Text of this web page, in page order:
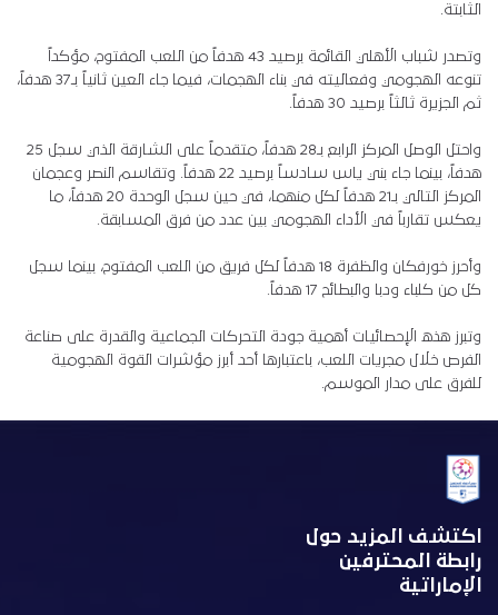
الثابتة.
وتصدر شباب الأهلي القائمة برصيد 43 هدفاً من اللعب المفتوح، مؤكداً
تنوعه الهجومي وفعاليته في بناء الهجمات، فيما جاء العين ثانياً بـ37 هدفاً،
ثم الجزيرة ثالثاً برصيد 30 هدفاً.
واحتل الوصل المركز الرابع بـ28 هدفاً، متقدماً على الشارقة الذي سجل 25
هدفاً، بينما جاء بني ياس سادساً برصيد 22 هدفاً. وتقاسم النصر وعجمان
المركز التالي بـ21 هدفاً لكل منهما، في حين سجل الوحدة 20 هدفاً، ما
يعكس تقارباً في الأداء الهجومي بين عدد من فرق المسابقة.
وأحرز خورفكان والظفرة 18 هدفاً لكل فريق من اللعب المفتوح، بينما سجل
كل من كلباء ودبا والبطائح 17 هدفاً.
وتبرز هذه الإحصائيات أهمية جودة التحركات الجماعية والقدرة على صناعة
الفرص خلال مجريات اللعب، باعتبارها أحد أبرز مؤشرات القوة الهجومية
للفرق على مدار الموسم.
اكتشف المزيد حول
رابطة المحترفين
الإماراتية